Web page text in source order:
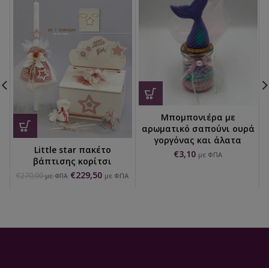
Little star πακέτο
βάπτισης κορίτσι
€270,00 με ΦΠΑ €229,50 με ΦΠΑ
Μπομπονιέρα με
αρωματικό σαπούνι ουρά
γοργόνας και άλατα
€3,10 με ΦΠΑ